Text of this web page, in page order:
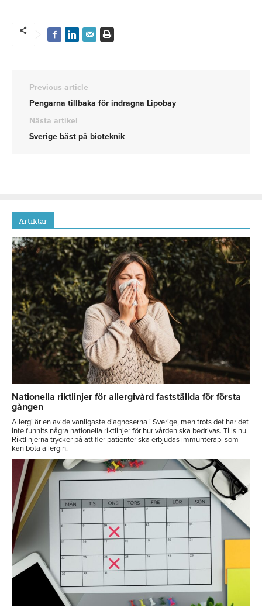
Previous article
Pengarna tillbaka för indragna Lipobay
Nästa artikel
Sverige bäst på bioteknik
Artiklar
Nationella riktlinjer för allergivård fastställda för första
gången
Allergi är en av de vanligaste diagnoserna i Sverige, men trots det har det
inte funnits några nationella riktlinjer för hur vården ska bedrivas. Tills nu.
Riktlinjerna trycker på att fler patienter ska erbjudas immunterapi som
kan bota allergin.